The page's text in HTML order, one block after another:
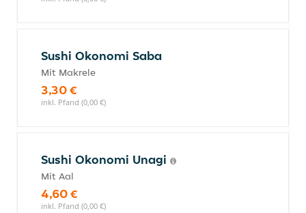
Sushi Okonomi Saba
Mit Makrele
3,30 €
inkl. Pfand (0,00 €)
Sushi Okonomi Unagi
Mit Aal
4,60 €
inkl. Pfand (0,00 €)